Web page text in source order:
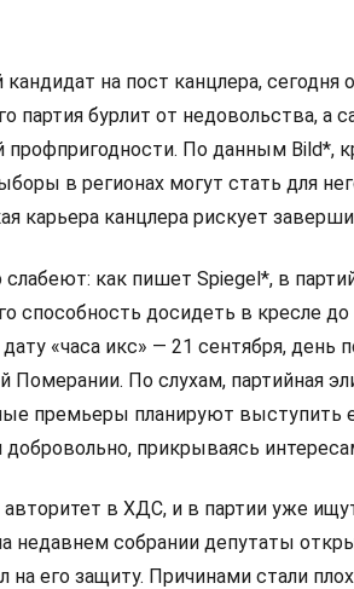
на пост канцлера, сегодня
партия бурлит от недовольства, а
По данным Bild*,
в регионах могут стать для
карьера канцлера рискует
как пишет Spiegel*, в
способность досидеть в кресле
«часа икс» — 21 сентября, день
По слухам, партийная
премьеры планируют выступить
прикрываясь
в ХДС, и в партии уже
недавнем собрании депутаты
на его защиту. Причинами стали